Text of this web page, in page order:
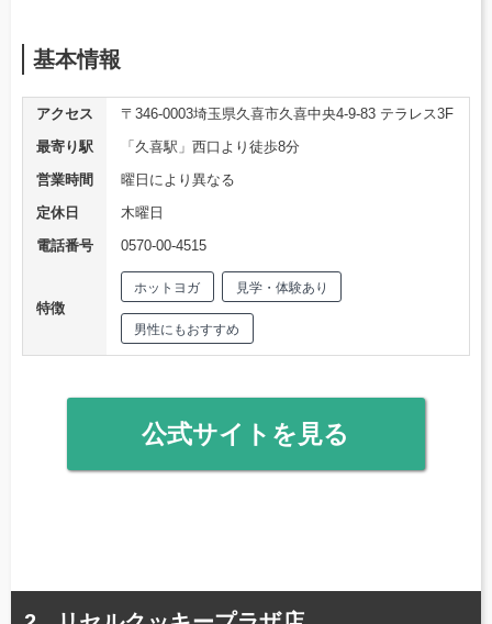
基本情報
アクセス
〒346-0003埼玉県久喜市久喜中央4-9-83 テラレス3F
最寄り駅
「久喜駅」西口より徒歩8分
営業時間
曜日により異なる
定休日
木曜日
電話番号
0570-00-4515
特徴
ホットヨガ 見学・体験あり
男性にもおすすめ
公式サイトを見る